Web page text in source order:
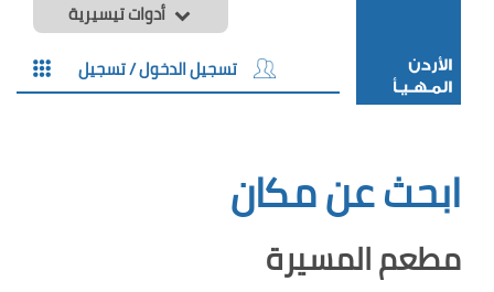
أدوات تيسيرية
تسجيل الدخول / تسجيل
ابحث عن مكان
مطعم المسيرة